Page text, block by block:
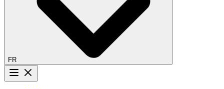
FR
Bouton menu